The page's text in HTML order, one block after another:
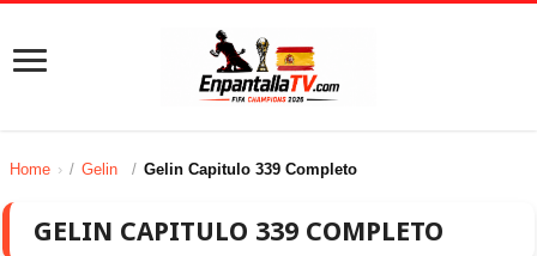
Home / Gelin / Gelin Capitulo 339 Completo
GELIN CAPITULO 339 COMPLETO